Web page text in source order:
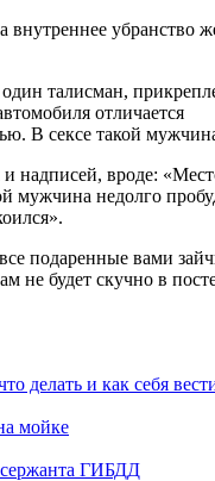
убранство
талисман,
отличается
В сексе такой
надписей, вроде:
мужчина недолго
подаренные вами
не будет скучно в
делать и как себя
мойке
ГИБДД